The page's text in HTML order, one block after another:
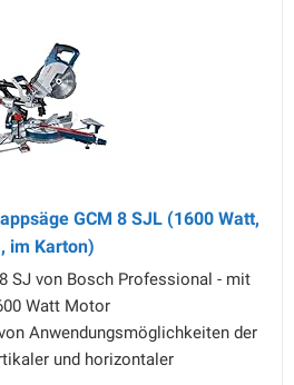
GCM 8 SJL (1600 Watt,
im Karton)
SJ von Bosch Professional - mit
Watt Motor
Anwendungsmöglichkeiten der
und horizontaler